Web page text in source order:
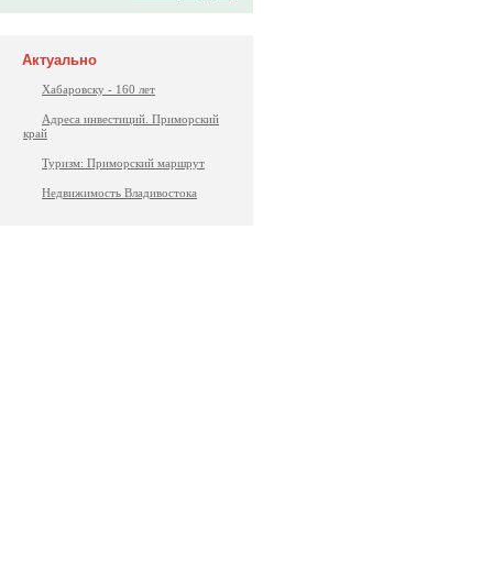
Актуально
Хабаровску - 160 лет
Адреса инвестиций. Приморский
край
Туризм: Приморский маршрут
Недвижимость Владивостока